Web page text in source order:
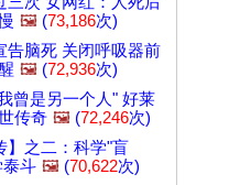
🖼️ (73,186次)
告脑死 关闭呼吸器前
🖼️ (72,936次)
曾是另一个人" 好莱
传奇 🖼️ (72,246次)
】之二：科学"盲
泰斗 🖼️ (70,622次)